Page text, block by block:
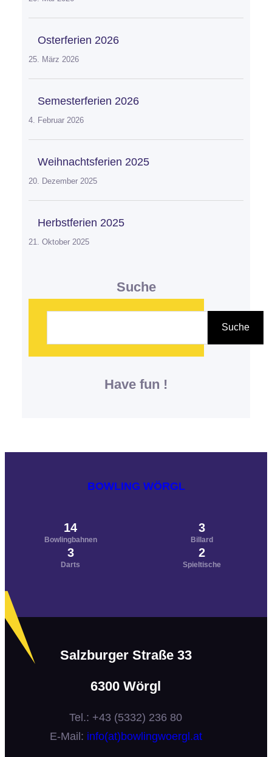
Osterferien 2026
25. März 2026
Semesterferien 2026
4. Februar 2026
Weihnachtsferien 2025
20. Dezember 2025
Herbstferien 2025
21. Oktober 2025
Suche
Suche
Have fun !
BOWLING WÖRGL
14
Bowlingbahnen
3
Billard
3
Darts
2
Spieltische
Salzburger Straße 33
6300 Wörgl
Tel.: +43 (5332) 236 80
E-Mail: info(at)bowlingwoergl.at